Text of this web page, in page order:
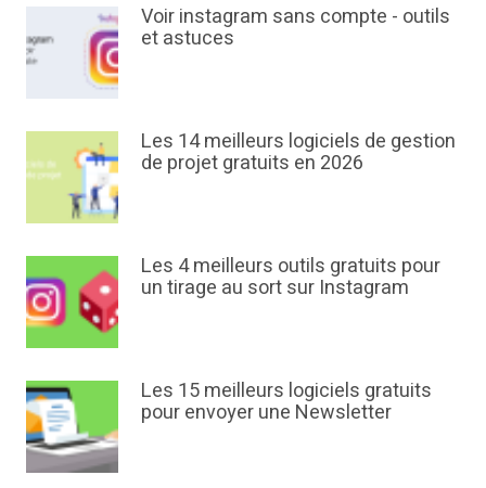
Voir instagram sans compte - outils
et astuces
Les 14 meilleurs logiciels de gestion
de projet gratuits en 2026
Les 4 meilleurs outils gratuits pour
un tirage au sort sur Instagram
Les 15 meilleurs logiciels gratuits
pour envoyer une Newsletter